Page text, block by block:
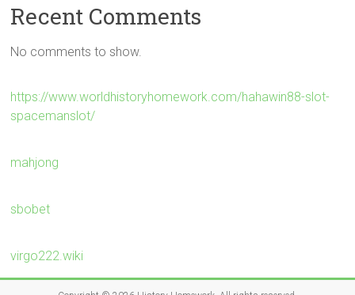
Recent Comments
No comments to show.
https://www.worldhistoryhomework.com/hahawin88-slot-
spacemanslot/
mahjong
sbobet
virgo222.wiki